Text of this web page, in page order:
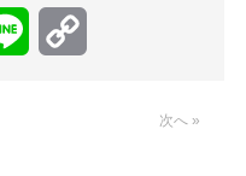
Line
次へ »